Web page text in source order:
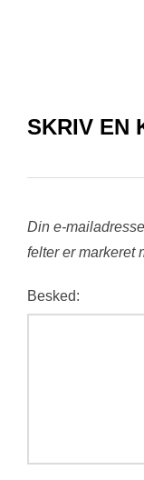
SKRIV EN
Din e-
felter er markeret
Besked: